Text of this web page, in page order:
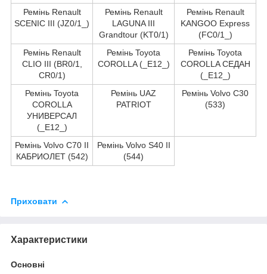
Ремінь Renault
SCENIC III (JZ0/1_)
Ремінь Renault
LAGUNA III
Grandtour (KT0/1)
Ремінь Renault
KANGOO Express
(FC0/1_)
Ремінь Renault
CLIO III (BR0/1,
CR0/1)
Ремінь Toyota
COROLLA (_E12_)
Ремінь Toyota
COROLLA СЕДАН
(_E12_)
Ремінь Toyota
COROLLA
УНИВЕРСАЛ
(_E12_)
Ремінь UAZ
PATRIOT
Ремінь Volvo C30
(533)
Ремінь Volvo C70 II
КАБРИОЛЕТ (542)
Ремінь Volvo S40 II
(544)
Приховати
Характеристики
Основні